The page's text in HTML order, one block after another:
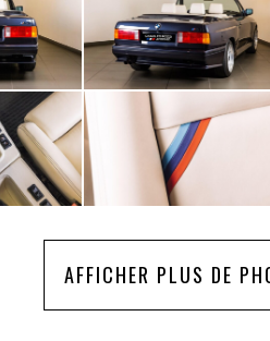
AFFICHER PLUS DE